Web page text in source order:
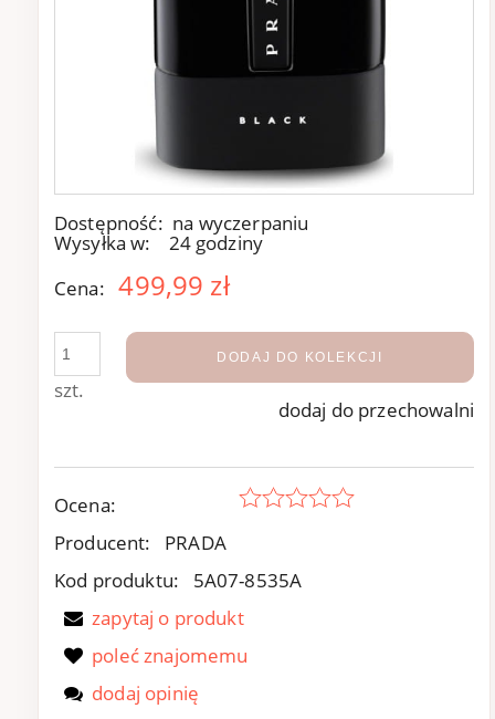
Dostępność: na wyczerpaniu
Wysyłka w:
24 godziny
Cena: 499,99 zł
szt.
DODAJ DO KOLEKCJI
dodaj do przechowalni
Ocena:
Producent:
PRADA
Kod produktu:
5A07-8535A
zapytaj o produkt
poleć znajomemu
dodaj opinię